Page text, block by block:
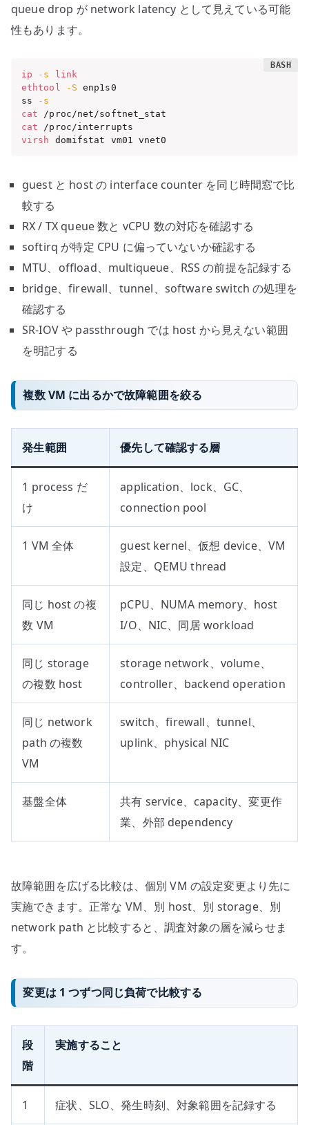
queue drop が network latency として見えている可能
性もあります。
ip -s
link
ethtool
-S enp1s0
ss
-s
cat
cat
virsh domifstat vm01 vnet0
guest と host の interface counter を同じ時間窓で比
較する
RX / TX queue 数と vCPU 数の対応を確認する
softirq が特定 CPU に偏っていないか確認する
MTU、offload、multiqueue、RSS の前提を記録する
bridge、firewall、tunnel、software switch の処理を
確認する
SR-IOV や passthrough では host から見えない範囲
を明記する
複数 VM に出るかで故障範囲を絞る
発生範囲 優先して確認する層
1 process だ
け
application、lock、GC、
connection pool
1 VM 全体
guest kernel、仮想 device、VM
設定、QEMU thread
同じ host の複
数 VM
pCPU、NUMA memory、host
I/O、NIC、同居 workload
同じ storage
の複数 host
storage network、volume、
controller、backend operation
同じ network
path の複数
VM
switch、firewall、tunnel、
uplink、physical NIC
基盤全体
共有 service、capacity、変更作
業、外部 dependency
故障範囲を広げる比較は、個別 VM の設定変更より先に
実施できます。正常な VM、別 host、別 storage、別
network path と比較すると、調査対象の層を減らせま
す。
変更は 1 つずつ同じ負荷で比較する
段
階
実施すること
1 症状、SLO、発生時刻、対象範囲を記録する